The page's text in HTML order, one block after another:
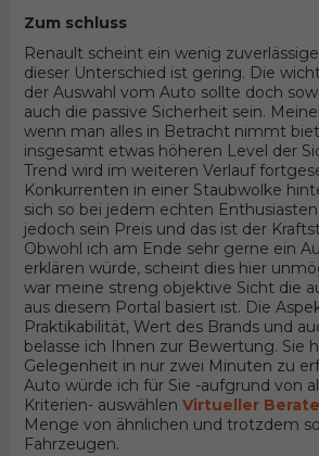
Zum schluss
Renault scheint ein wenig
dieser Unterschied ist gering. Die
der Auswahl vom Auto sollte doch
auch die passive Sicherheit sein.
wenn man alles in Betracht nimmt
insgesamt etwas höheren Level der
Trend wird im weiteren Verlauf
Konkurrenten in einer Staubwolke
sich so bei jedem echten
jedoch sein Preis und das ist der
Obwohl ich am Ende sehr gerne ein
erklären würde, scheint dies hier
war meine streng objektive Sicht die
aus diesem Portal basiert ist. Die
Praktikabilität, Wert des Brands und
belasse ich Ihnen zur Bewertung. Sie
Gelegenheit in nur zwei Minuten zu
Auto würde ich für Sie -aufgrund von
Kriterien- auswählen Virtueller
Menge von ähnlichen und trotzdem
Fahrzeugen.